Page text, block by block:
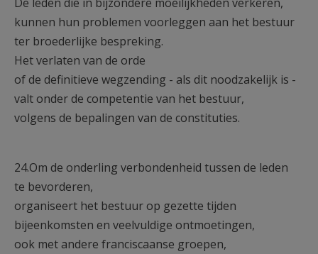
kunnen hun problemen voorleggen aan het bestuur
ter broederlijke bespreking.
Het verlaten van de orde
of de definitieve wegzending - als dit noodzakelijk is -
valt onder de competentie van het bestuur,
volgens de bepalingen van de constituties.
24.Om de onderling verbondenheid tussen de leden
te bevorderen,
organiseert het bestuur op gezette tijden
bijeenkomsten en veelvuldige ontmoetingen,
ook met andere franciscaanse groepen,